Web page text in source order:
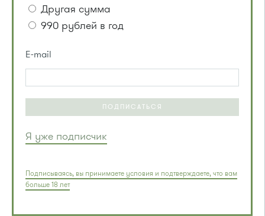
Другая сумма
990 рублей в год
E-mail
ПОДПИСАТЬСЯ
Я уже подписчик
Подписываясь, вы принимаете условия и подтверждаете, что вам
больше 18 лет